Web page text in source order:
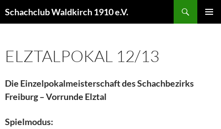
Schachclub Waldkirch 1910 e.V.
ELZTALPOKAL 12/13
Die Einzelpokalmeisterschaft des Schachbezirks
Freiburg – Vorrunde Elztal
Spielmodus: